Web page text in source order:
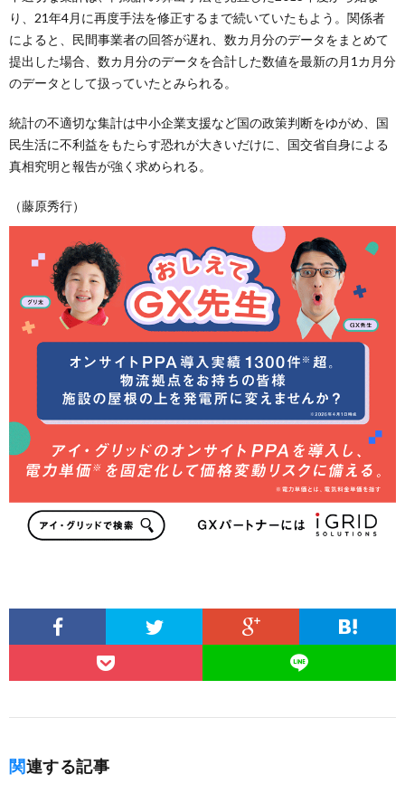
り、21年4月に再度手法を修正するまで続いていたもよう。関係者
によると、民間事業者の回答が遅れ、数カ月分のデータをまとめて
提出した場合、数カ月分のデータを合計した数値を最新の月1カ月分
のデータとして扱っていたとみられる。
統計の不適切な集計は中小企業支援など国の政策判断をゆがめ、国
民生活に不利益をもたらす恐れが大きいだけに、国交省自身による
真相究明と報告が強く求められる。
（藤原秀行）
関連する記事